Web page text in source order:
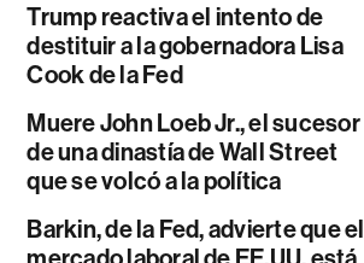
Trump reactiva el intento de
destituir a la gobernadora Lisa
Cook de la Fed
Muere John Loeb Jr., el sucesor
de una dinastía de Wall Street
que se volcó a la política
Barkin, de la Fed, advierte que el